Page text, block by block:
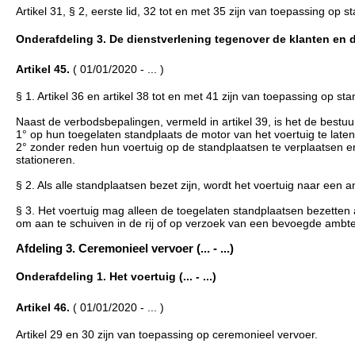
Artikel 31, § 2, eerste lid, 32 tot en met 35 zijn van toepassing op
Onderafdeling 3. De dienstverlening tegenover de klanten en
Artikel 45. ( 01/01/2020 - ... )
§ 1. Artikel 36 en artikel 38 tot en met 41 zijn van toepassing op
Naast de verbodsbepalingen, vermeld in artikel 39, is het de
1° op hun toegelaten standplaats de motor van het voertuig te
2° zonder reden hun voertuig op de standplaatsen te verplaatsen
stationeren.
§ 2. Als alle standplaatsen bezet zijn, wordt het voertuig naar een
§ 3. Het voertuig mag alleen de toegelaten standplaatsen
om aan te schuiven in de rij of op verzoek van een bevoegde
Afdeling 3. Ceremonieel vervoer (... - ...)
Onderafdeling 1. Het voertuig (... - ...)
Artikel 46. ( 01/01/2020 - ... )
Artikel 29 en 30 zijn van toepassing op ceremonieel vervoer.